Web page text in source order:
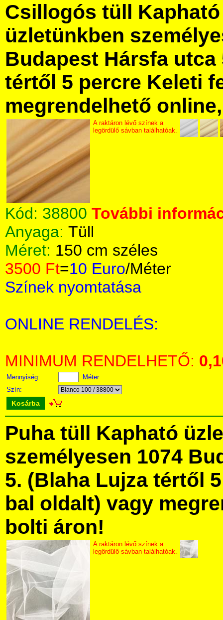
Csillogós tüll
üzletünkben
Budapest Hársfa utca
tértől 5 percre Keleti
megrendelhető
A raktáron lévő színek a
legördülő sávban találhatóak.
Kód: 38800 További
Anyaga: Tüll
Méret: 150 cm széles
3500 Ft=10 Euro/Méter
Színek nyomtatása
ONLINE RENDELÉS:
MINIMUM RENDELHETŐ:
Mennyiség:
Méter
Szín:
Kosárba
Puha tüll Kapható
személyesen 1074
5. (Blaha Lujza tértől
bal oldalt) vagy
bolti áron!
A raktáron lévő színek a
legördülő sávban találhatóak.